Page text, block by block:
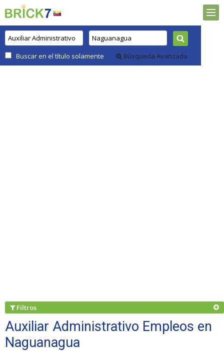
Buscar en el título solamente Búsqueda Avanzada
Filtros
Auxiliar Administrativo Empleos en
Naguanagua